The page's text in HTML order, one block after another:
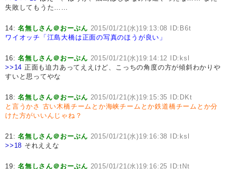
失敗してもうた……
14:名無しさん＠おーぷん 2015/01/21(水)19:13:08 ID:B6t
ワイオッチ「江島大橋は正面の写真のほうが良い」
16:名無しさん＠おーぷん 2015/01/21(水)19:14:12 ID:ksl
>>14 正面も迫力あってええけど、こっちの角度の方が傾斜わかりや
すいと思ってやな
18:名無しさん＠おーぷん 2015/01/21(水)19:15:35 ID:DKt
と言うかさ 古い木橋チームとか海峡チームとか鉄道橋チームとか分
けた方がいいんじゃね？
21:名無しさん＠おーぷん 2015/01/21(水)19:16:38 ID:ksl
>>18 それええな
19:名無しさん＠おーぷん 2015/01/21(水)19:16:25 ID:tNt